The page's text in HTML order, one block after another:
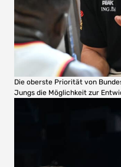
Die oberste Priorität von
Jungs die Möglichkeit zur